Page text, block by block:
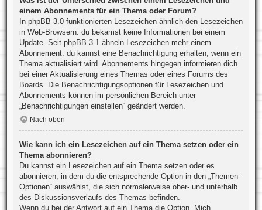
einem Abonnements für ein Thema oder Forum?
In phpBB 3.0 funktionierten Lesezeichen ähnlich den Lesezeichen
in Web-Browsern: du bekamst keine Informationen bei einem
Update. Seit phpBB 3.1 ähneln Lesezeichen mehr einem
Abonnement: du kannst eine Benachrichtigung erhalten, wenn ein
Thema aktualisiert wird. Abonnements hingegen informieren dich
bei einer Aktualisierung eines Themas oder eines Forums des
Boards. Die Benachrichtigungsoptionen für Lesezeichen und
Abonnements können im persönlichen Bereich unter
„Benachrichtigungen einstellen“ geändert werden.
Nach oben
Wie kann ich ein Lesezeichen auf ein Thema setzen oder ein
Thema abonnieren?
Du kannst ein Lesezeichen auf ein Thema setzen oder es
abonnieren, in dem du die entsprechende Option in den „Themen-
Optionen“ auswählst, die sich normalerweise ober- und unterhalb
des Diskussionsverlaufs des Themas befinden.
Wenn du bei der Antwort auf ein Thema die Option „Mich